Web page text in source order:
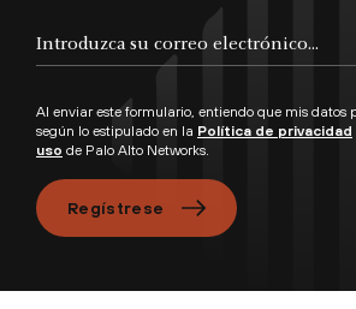
Al enviar este formulario, entiendo que mis datos
según lo estipulado en la Política de privacidad
uso de Palo Alto Networks.
Regístrese